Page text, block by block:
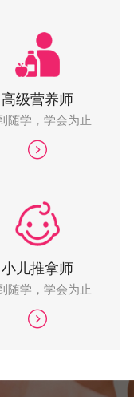
高级营养师
随学，学会为止
小儿推拿师
随学，学会为止